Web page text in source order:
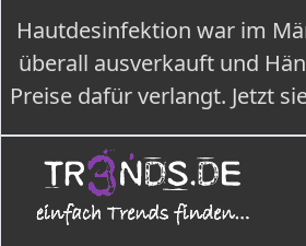
Hautdesinfektion war im
überall ausverkauft und
Preise dafür verlangt. Jetzt